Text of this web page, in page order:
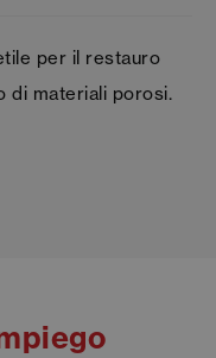
per il restauro
di materiali porosi.